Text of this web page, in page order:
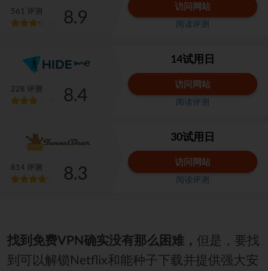
561 评测 8.9 访问网站
阅读评测
228 评测 8.4
14试用日
访问网站
阅读评测
814 评测 8.3
30试用日
访问网站
阅读评测
找到免费VPN确实没有那么困难， 但是，要找
到可以解锁Netflix和能种子下载并提供强大安